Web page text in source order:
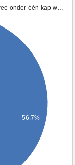
onder-één-kap w…
56,7%